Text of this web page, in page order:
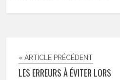
« ARTICLE PRÉCÉDENT
LES ERREURS À ÉVITER LORS